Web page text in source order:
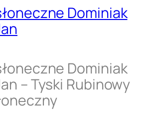
Dominiak
Dominiak
– Tyski Rubinowy